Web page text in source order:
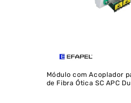
Módulo com Acoplador
de Fibra Ótica SC APC